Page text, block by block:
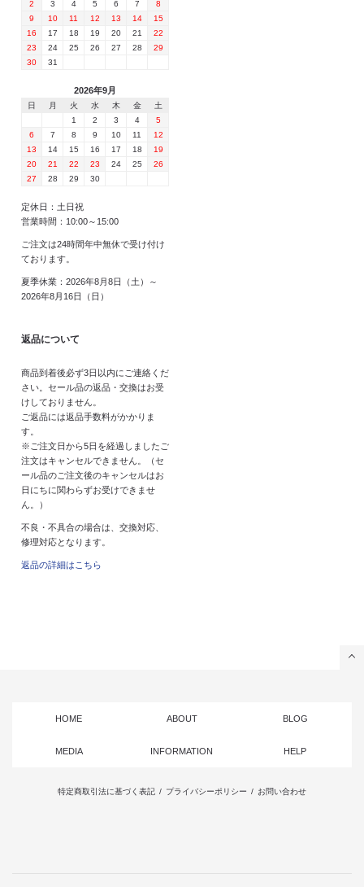
2
3 4 5 6 7
8
9
10 11 12 13 14
15
16
17 18 19 20 21
22
23
24 25 26 27 28
29
30
31
2026年9月
日 月 火 水 木 金
土
1
2 3 4
5
6
7 8 9 10 11
12
13
14 15 16 17 18
19
20
21 22 23 24 25
26
27
28 29 30
定休日：土日祝
営業時間：10:00～15:00
ご注文は24時間年中無休で受け付け
ております。
夏季休業：2026年8月8日（土）～
2026年8月16日（日）
返品について
商品到着後必ず3日以内にご連絡くだ
さい。セール品の返品・交換はお受
けしておりません。
ご返品には返品手数料がかかりま
す。
※ご注文日から5日を経過しましたご
注文はキャンセルできません。（セ
ール品のご注文後のキャンセルはお
日にちに関わらずお受けできませ
ん。）
不良・不具合の場合は、交換対応、
修理対応となります。
返品の詳細はこちら
HOME ABOUT BLOG
MEDIA INFORMATION HELP
特定商取引法に基づく表記 / プライバシーポリシー / お問い合わせ